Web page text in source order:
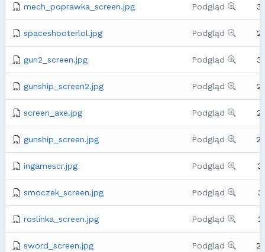
mech_poprawka_screen.jpg Podgląd
spaceshooterlol.jpg Podgląd
gun2_screen.jpg Podgląd
gunship_screen2.jpg Podgląd
screen_axe.jpg Podgląd
gunship_screen.jpg Podgląd
ingamescr.jpg Podgląd
smoczek_screen.jpg Podgląd
roslinka_screen.jpg Podgląd
sword_screen.jpg Podgląd